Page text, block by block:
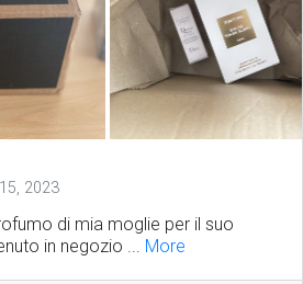
2023
di mia moglie per il suo
in negozio ... More